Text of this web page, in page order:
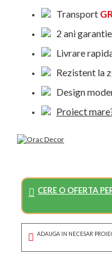
Transport
2 ani
Livrare
Rezistent la
Design
Proiect
CERE O OFERTA
ADAUGA IN NECESAR